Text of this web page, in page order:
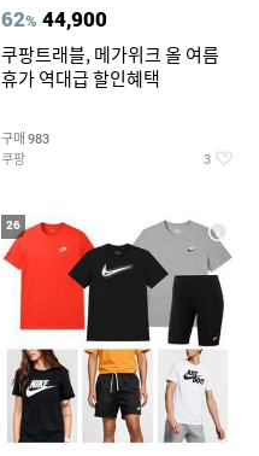
62% 44,900
쿠팡트래블, 메가위크 올 여름
휴가 역대급 할인혜택
구매 983
쿠팡 3
26